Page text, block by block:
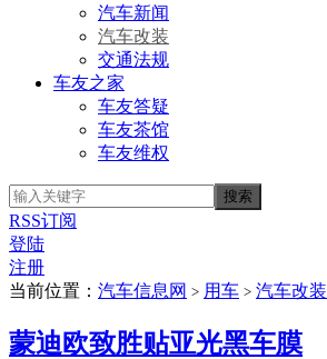
汽车新闻
汽车改装
交通法规
车友之家
车友答疑
车友茶馆
车友维权
RSS订阅
登陆
注册
当前位置： 汽车信息网 > 用车 > 汽车改装
蒙迪欧致胜贴亚光黑车膜